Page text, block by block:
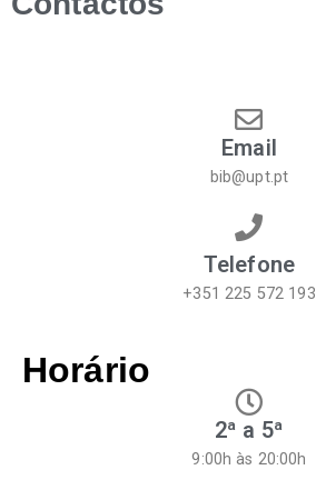
Email
bib@upt.pt
Telefone
+351 225 572 193
Horário
2ª a 5ª
9:00h às 20:00h